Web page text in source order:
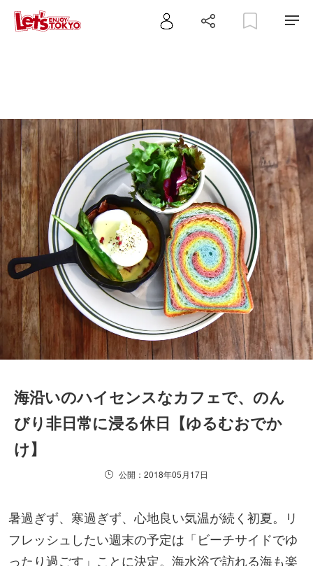
海沿いのハイセンスなカフェで、のん
びり非日常に浸る休日【ゆるむおでか
け】
公開：2018年05月17日
暑過ぎず、寒過ぎず、心地良い気温が続く初夏。リ
フレッシュしたい週末の予定は「ビーチサイドでゆ
ったり過ごす」ことに決定。海水浴で訪れる海も楽